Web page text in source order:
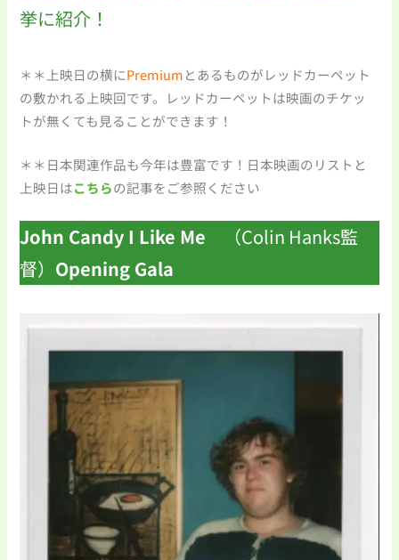
挙に紹介！
＊＊上映日の横にPremiumとあるものがレッドカーペット
の敷かれる上映回です。レッドカーペットは映画のチケッ
トが無くても見ることができます！
＊＊日本関連作品も今年は豊富です！日本映画のリストと
上映日はこちらの記事をご参照ください
John Candy I Like Me （Colin Hanks監
督） Opening Gala